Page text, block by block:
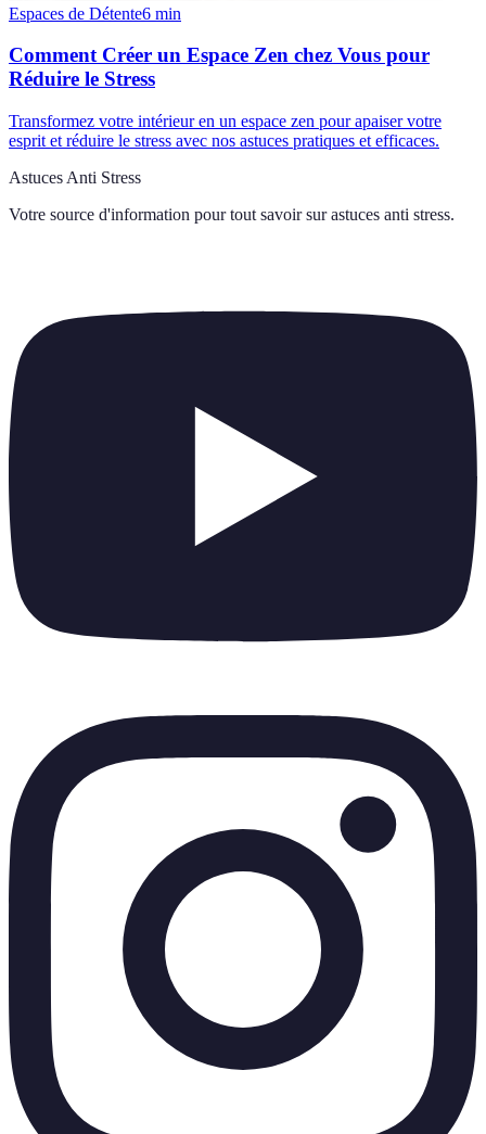
Espaces de Détente6 min
Comment Créer un Espace Zen chez Vous pour
Réduire le Stress
Transformez votre intérieur en un espace zen pour apaiser votre
esprit et réduire le stress avec nos astuces pratiques et efficaces.
Astuces Anti Stress
Votre source d'information pour tout savoir sur astuces anti stress.